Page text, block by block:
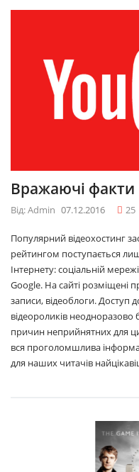
Вражаючі
Від: Admin 07.12.2016 25
Популярний відеохостинг
рейтингом поступається
Інтернету: соціальній
Google. На сайті розміщені
записи, відеоблоги. Доступ
відеороликів неодноразово
причин неприйнятних для
вся проголомшлива
для наших читачів